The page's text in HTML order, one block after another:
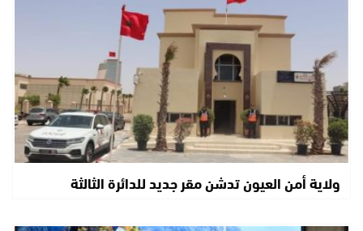
ولاية أمن العيون تدشن مقر جديد للدائرة الثالثة